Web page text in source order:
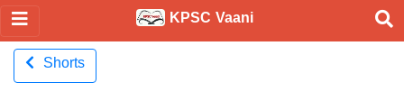
KPSC Vaani
Shorts